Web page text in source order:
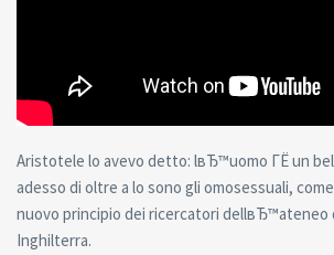
Aristotele lo avevo detto: lвЂ™uomo ГЁ un
adesso di oltre a lo sono gli omosessuali,
nuovo principio dei ricercatori dellвЂ™ateneo
Inghilterra.